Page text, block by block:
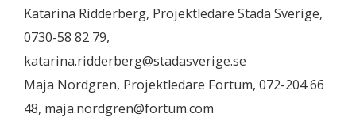
Katarina Ridderberg, Projektledare Städa Sverige,
0730-58 82 79,
katarina.ridderberg@stadasverige.se
Maja Nordgren, Projektledare Fortum, 072-204 66
48, maja.nordgren@fortum.com